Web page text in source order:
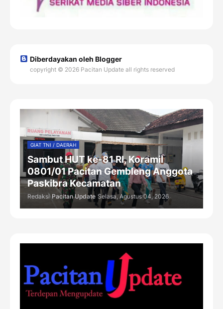
Diberdayakan oleh Blogger
copyright © 2026 Pacitan Update all rights reserved
GIAT TNI / DAERAH
Sambut HUT ke-81 RI, Koramil
0801/01 Pacitan Gembleng Anggota
Paskibra Kecamatan
Redaksi Pacitan Update Selasa, Agustus 04, 2026